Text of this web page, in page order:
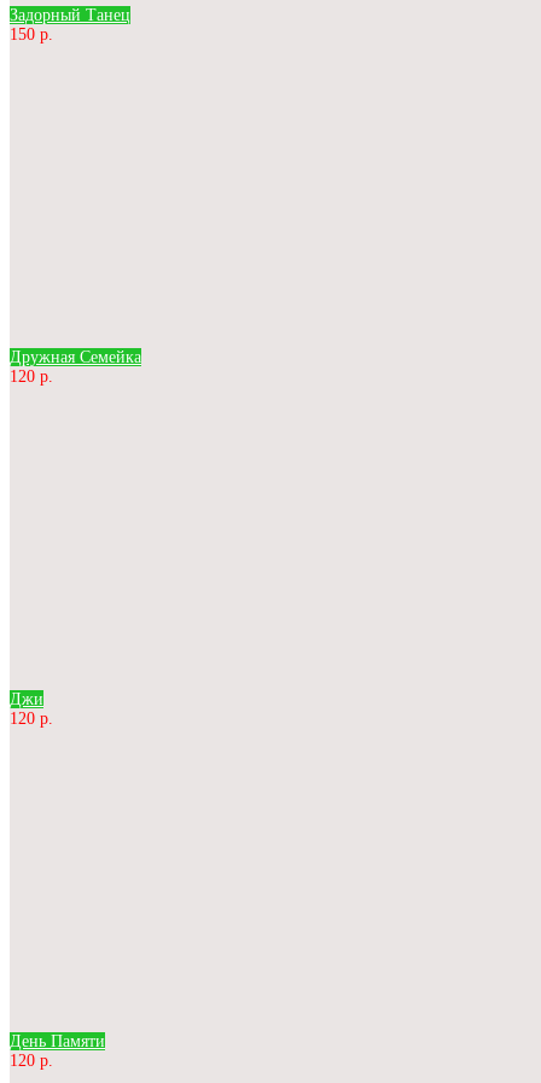
Задорный Танец
150 р.
Дружная Семейка
120 р.
Джи
120 р.
День Памяти
120 р.